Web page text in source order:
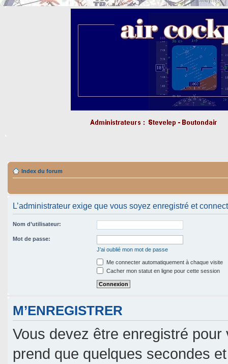
Index du forum
L’administrateur exige que vous soyez enregistré et
Nom d’utilisateur:
Mot de passe:
J’ai oublié mon mot de passe
Me connecter automatiquement à chaque visite
Cacher mon statut en ligne pour cette session
M’ENREGISTRER
Vous devez être enregistré pour
prend que quelques secondes